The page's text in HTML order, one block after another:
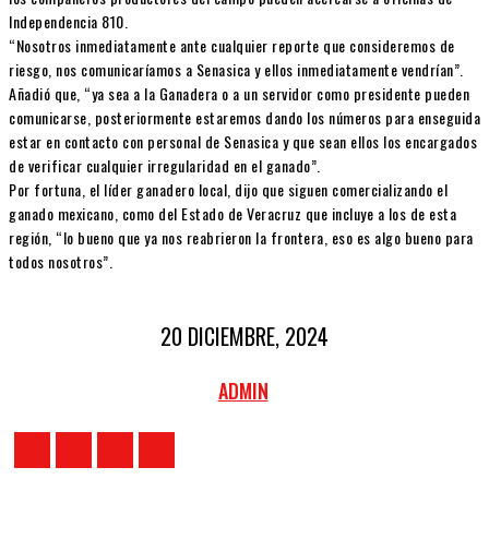
Independencia 810.
“Nosotros inmediatamente ante cualquier reporte que consideremos de
riesgo, nos comunicaríamos a Senasica y ellos inmediatamente vendrían”.
Añadió que, “ya sea a la Ganadera o a un servidor como presidente pueden
comunicarse, posteriormente estaremos dando los números para enseguida
estar en contacto con personal de Senasica y que sean ellos los encargados
de verificar cualquier irregularidad en el ganado”.
Por fortuna, el líder ganadero local, dijo que siguen comercializando el
ganado mexicano, como del Estado de Veracruz que incluye a los de esta
región, “lo bueno que ya nos reabrieron la frontera, eso es algo bueno para
todos nosotros”.
20 DICIEMBRE, 2024
ADMIN